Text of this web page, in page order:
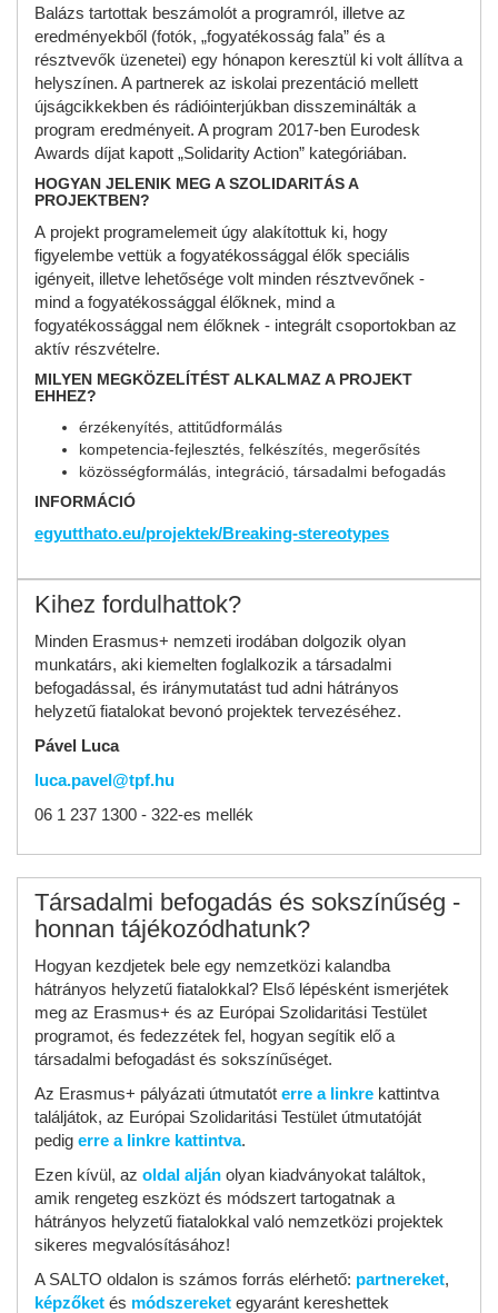
Balázs tartottak beszámolót a programról, illetve az
eredményekből (fotók, „fogyatékosság fala” és a
résztvevők üzenetei) egy hónapon keresztül ki volt állítva a
helyszínen. A partnerek az iskolai prezentáció mellett
újságcikkekben és rádióinterjúkban disszeminálták a
program eredményeit. A program 2017-ben Eurodesk
Awards díjat kapott „Solidarity Action” kategóriában.
HOGYAN JELENIK MEG A SZOLIDARITÁS A
PROJEKTBEN?
A projekt programelemeit úgy alakítottuk ki, hogy
figyelembe vettük a fogyatékossággal élők speciális
igényeit, illetve lehetősége volt minden résztvevőnek -
mind a fogyatékossággal élőknek, mind a
fogyatékossággal nem élőknek - integrált csoportokban az
aktív részvételre.
MILYEN MEGKÖZELÍTÉST ALKALMAZ A PROJEKT
EHHEZ?
érzékenyítés, attitűdformálás
kompetencia-fejlesztés, felkészítés, megerősítés
közösségformálás, integráció, társadalmi befogadás
INFORMÁCIÓ
egyutthato.eu/projektek/Breaking-stereotypes
Kihez fordulhattok?
Minden Erasmus+ nemzeti irodában dolgozik olyan
munkatárs, aki kiemelten foglalkozik a társadalmi
befogadással, és iránymutatást tud adni hátrányos
helyzetű fiatalokat bevonó projektek tervezéséhez.
Pável Luca
luca.pavel@tpf.hu
06 1 237 1300 - 322-es mellék
Társadalmi befogadás és sokszínűség -
honnan tájékozódhatunk?
Hogyan kezdjetek bele egy nemzetközi kalandba
hátrányos helyzetű fiatalokkal? Első lépésként ismerjétek
meg az Erasmus+ és az Európai Szolidaritási Testület
programot, és fedezzétek fel, hogyan segítik elő a
társadalmi befogadást és sokszínűséget.
Az Erasmus+ pályázati útmutatót erre a linkre kattintva
találjátok, az Európai Szolidaritási Testület útmutatóját
pedig erre a linkre kattintva.
Ezen kívül, az oldal alján olyan kiadványokat találtok,
amik rengeteg eszközt és módszert tartogatnak a
hátrányos helyzetű fiatalokkal való nemzetközi projektek
sikeres megvalósításához!
A SALTO oldalon is számos forrás elérhető: partnereket,
képzőket és módszereket egyaránt kereshettek